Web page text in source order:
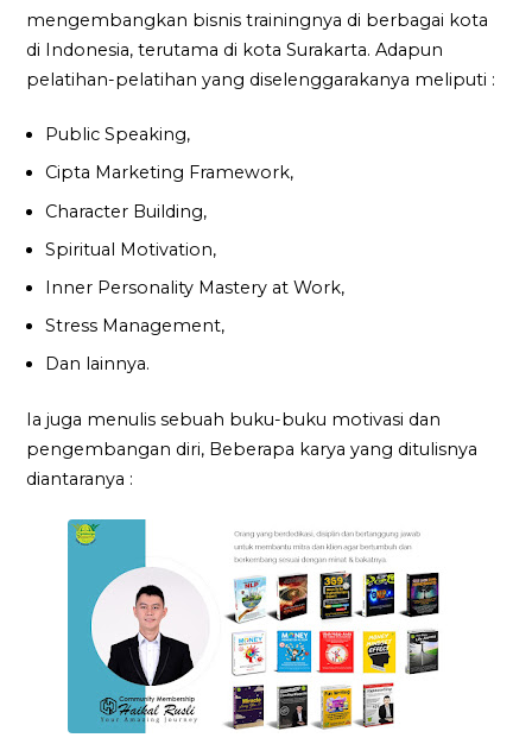
mengembangkan bisnis trainingnya di berbagai kota
di Indonesia, terutama di kota Surakarta. Adapun
pelatihan-pelatihan yang diselenggarakanya meliputi :
Public Speaking,
Cipta Marketing Framework,
Character Building,
Spiritual Motivation,
Inner Personality Mastery at Work,
Stress Management,
Dan lainnya.
Ia juga menulis sebuah buku-buku motivasi dan
pengembangan diri, Beberapa karya yang ditulisnya
diantaranya :